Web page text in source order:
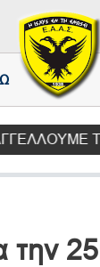
προς
το
κυρίως
ΤΗ
την